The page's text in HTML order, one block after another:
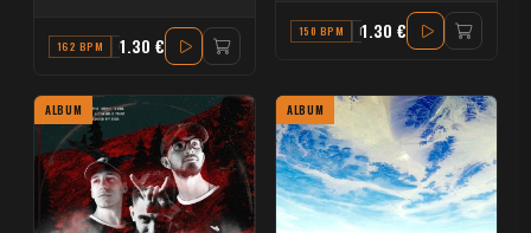
162 BPM C MINOR
1.30 €
150 BPM F1.30 €
ALBUM ALBUM